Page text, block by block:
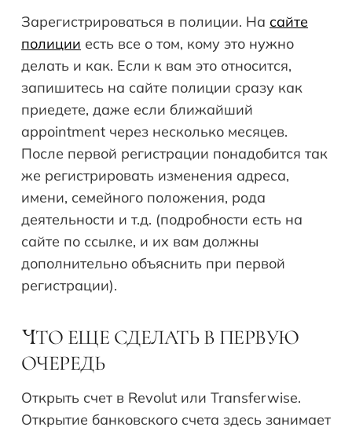
Зарегистрироваться в полиции. На сайте
полиции есть все о том, кому это нужно
делать и как. Если к вам это относится,
запишитесь на сайте полиции сразу как
приедете, даже если ближайший
appointment через несколько месяцев.
После первой регистрации понадобится так
же регистрировать изменения адреса,
имени, семейного положения, рода
деятельности и т.д. (подробности есть на
сайте по ссылке, и их вам должны
дополнительно объяснить при первой
регистрации).
ЧТО ЕЩЕ СДЕЛАТЬ В ПЕРВУЮ
ОЧЕРЕДЬ
Открыть счет в Revolut или Transferwise.
Открытие банковского счета здесь занимает